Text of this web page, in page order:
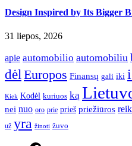
Design Inspired by Its Bigger
31 liepos, 2026
apie automobilio automobiliu
dėl Europos Finansų gali iki
Kiek Kodėl kuriuos ką
nei nuo oro prie prieš priežiūros
už yra žinoti žuvo